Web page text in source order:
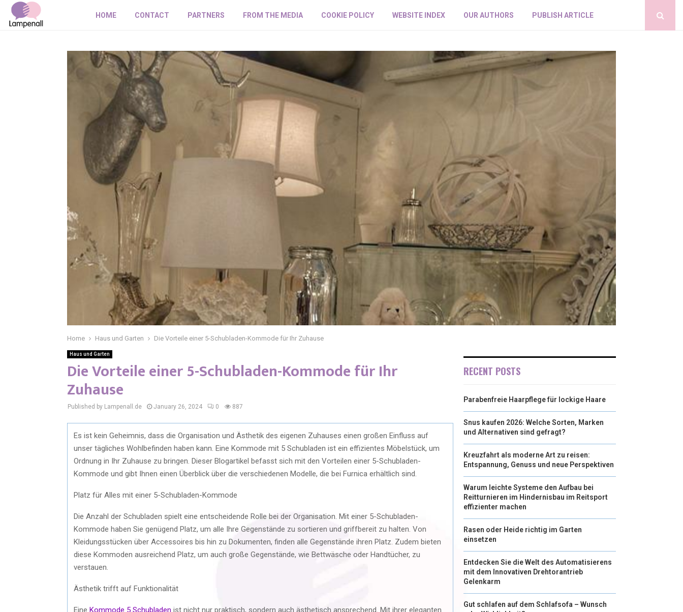
HOME CONTACT PARTNERS FROM THE MEDIA COOKIE POLICY WEBSITE INDEX OUR AUTHORS PUBLISH ARTICLE
Home Haus und Garten Die Vorteile einer 5-Schubladen-Kommode für Ihr Zuhause
Haus und Garten
Die Vorteile einer 5-Schubladen-Kommode für Ihr
Zuhause
Published by Lampenall.de January 26, 2024 0 887
Es ist kein Geheimnis, dass die Organisation und Ästhetik des eigenen Zuhauses einen großen Einfluss auf
unser tägliches Wohlbefinden haben kann. Eine Kommode mit 5 Schubladen ist ein effizientes Möbelstück, um
Ordnung in Ihr Zuhause zu bringen. Dieser Blogartikel befasst sich mit den Vorteilen einer 5-Schubladen-
Kommode und gibt Ihnen einen Überblick über die verschiedenen Modelle, die bei Furnica erhältlich sind.
Platz für Alles mit einer 5-Schubladen-Kommode
Die Anzahl der Schubladen spielt eine entscheidende Rolle bei der Organisation. Mit einer 5-Schubladen-
Kommode haben Sie genügend Platz, um alle Ihre Gegenstände zu sortieren und griffbereit zu halten. Von
Kleidungsstücken über Accessoires bis hin zu Dokumenten, finden alle Gegenstände ihren Platz. Zudem bieten
diese Kommoden ausreichend Platz, um auch große Gegenstände, wie Bettwäsche oder Handtücher, zu
verstauen.
Ästhetik trifft auf Funktionalität
Eine Kommode 5 Schubladen ist nicht nur praktisch, sondern auch ästhetisch ansprechend. Mit ihrer eleganten
RECENT POSTS
Parabenfreie Haarpflege für lockige Haare
Snus kaufen 2026: Welche Sorten, Marken
und Alternativen sind gefragt?
Kreuzfahrt als moderne Art zu reisen:
Entspannung, Genuss und neue Perspektiven
Warum leichte Systeme den Aufbau bei
Reitturnieren im Hindernisbau im Reitsport
effizienter machen
Rasen oder Heide richtig im Garten
einsetzen
Entdecken Sie die Welt des Automatisierens
mit dem Innovativen Drehtorantrieb
Gelenkarm
Gut schlafen auf dem Schlafsofa – Wunsch